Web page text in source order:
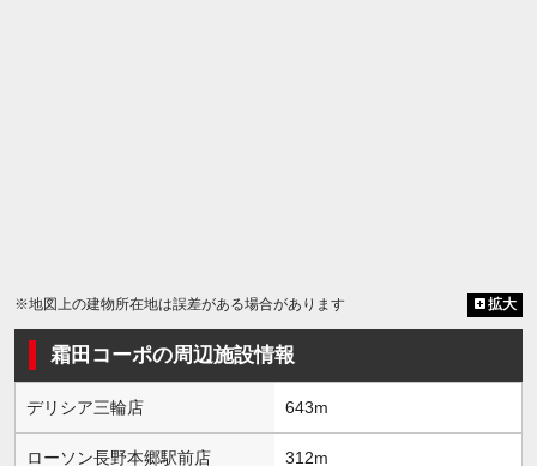
※地図上の建物所在地は誤差がある場合があります 拡大
霜田コーポの周辺施設情報
デリシア三輪店 643m
ローソン長野本郷駅前店 312m